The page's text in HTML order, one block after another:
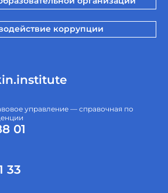
коррупции
управление — справочная по
01
33